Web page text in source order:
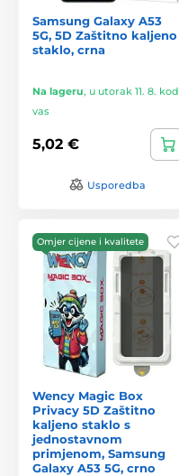
Samsung Galaxy A53
5G, 5D Zaštitno kaljeno
staklo, crna
Na lageru, u utorak 11. 8. kod
vas
5,02 €
Usporedba
Omjer cijene i kvalitete
Wency Magic Box
Privacy 5D Zaštitno
kaljeno staklo s
jednostavnom
primjenom, Samsung
Galaxy A53 5G, crno